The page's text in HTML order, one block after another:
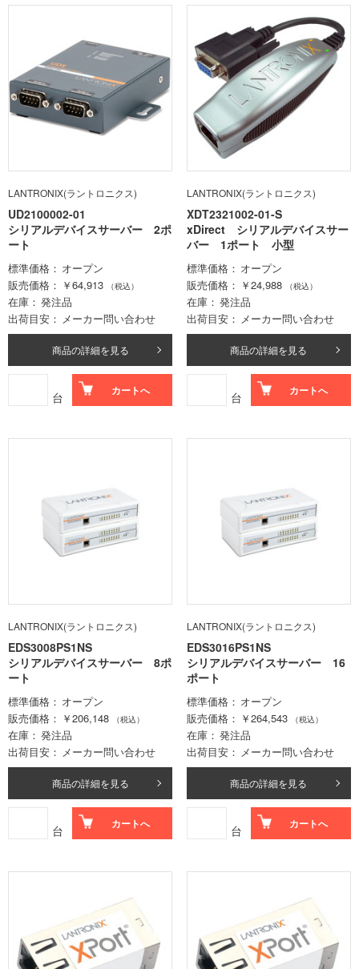
LANTRONIX(ラントロニクス)
UD2100002-01
シリアルデバイスサーバー 2ポ
ート
標準価格
オープン
販売価格
￥64,913 （税込）
在庫
発注品
出荷目安
メーカー問い合わせ
商品の詳細を見る
台 カートへ
LANTRONIX(ラントロニクス)
XDT2321002-01-S
xDirect シリアルデバイスサー
バー 1ポート 小型
標準価格
オープン
販売価格
￥24,988 （税込）
在庫
発注品
出荷目安
メーカー問い合わせ
商品の詳細を見る
台 カートへ
LANTRONIX(ラントロニクス)
EDS3008PS1NS
シリアルデバイスサーバー 8ポ
ート
標準価格
オープン
販売価格
￥206,148 （税込）
在庫
発注品
出荷目安
メーカー問い合わせ
商品の詳細を見る
台 カートへ
LANTRONIX(ラントロニクス)
EDS3016PS1NS
シリアルデバイスサーバー 16
ポート
標準価格
オープン
販売価格
￥264,543 （税込）
在庫
発注品
出荷目安
メーカー問い合わせ
商品の詳細を見る
台 カートへ